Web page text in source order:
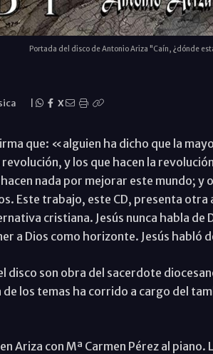
Portada del disco de Antonio Ariza "Caín, ¿dónde
X
que: «alguien ha dicho que la
y los que hacen la
hacen nada por mejorar este mundo;
Este trabajo, este CD, presenta otra
cristiana. Jesús nunca habla
a Dios como horizonte. Jesús
disco son obra del sacerdote
los temas ha corrido a cargo del
Ariza con Mª Carmen Pérez al